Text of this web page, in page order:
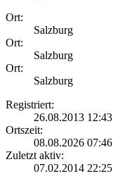
Ort:
Salzburg
Ort:
Salzburg
Ort:
Salzburg
Registriert:
26.08.2013 12:43
Ortszeit:
08.08.2026 07:46
Zuletzt aktiv:
07.02.2014 22:25